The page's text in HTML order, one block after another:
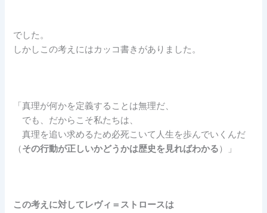
でした。
しかしこの考えにはカッコ書きがありました。
「真理が何かを定義することは無理だ、
でも、だからこそ私たちは、
真理を追い求めるため必死こいて人生を歩んでいくんだ
（その行動が正しいかどうかは歴史を見ればわかる）」
この考えに対してレヴィ＝ストロースは